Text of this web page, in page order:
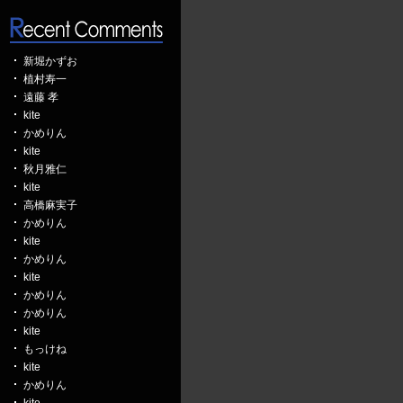
新堀かずお
植村寿一
遠藤 孝
kite
かめりん
kite
秋月雅仁
kite
高橋麻実子
かめりん
kite
かめりん
kite
かめりん
かめりん
kite
もっけね
kite
かめりん